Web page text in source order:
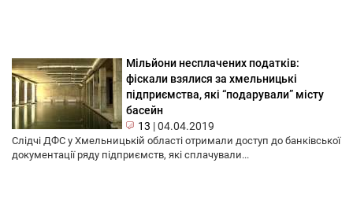
Мільйони несплачених податків:
фіскали взялися за хмельницькі
підприємства, які “подарували” місту
басейн
13 |04.04.2019
Слідчі ДФС у Хмельницькій області отримали доступ до банківської
документації ряду підприємств, які сплачували...